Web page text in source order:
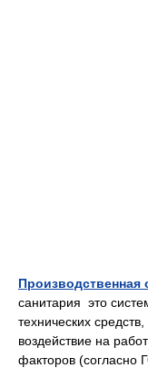
Производственная
санитария это
технических
воздействие на
факторов